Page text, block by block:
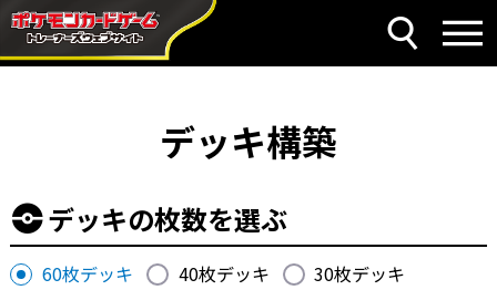
デッキ構築
デッキの枚数を選ぶ
60枚デッキ 40枚デッキ 30枚デッキ